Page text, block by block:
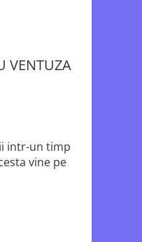
VENTUZA
intr-un timp
vine pe